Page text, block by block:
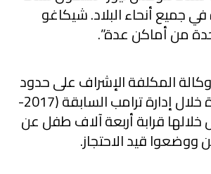
جميع أنحاء البلاد. شيكاغو
من أماكن عدة”.
المكلفة الإشراف على حدود
الولايات المتحدة خلال إدارة ترامب السابقة (2017-
خلالها قرابة أربعة آلاف طفل عن
ووضعوا قيد الاحتجاز.